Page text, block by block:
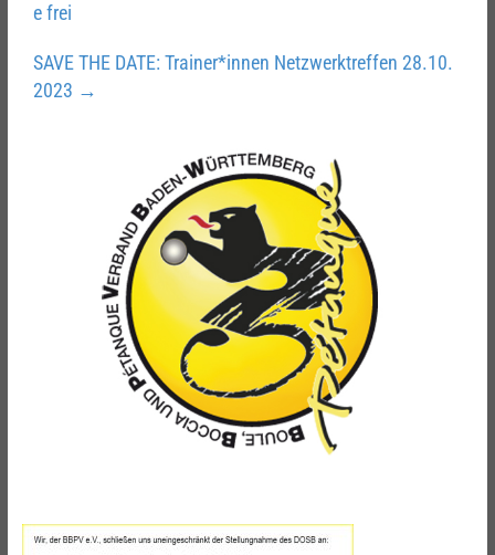
e frei
SAVE THE DATE: Trainer*innen Netzwerktreffen 28.10.
2023 →